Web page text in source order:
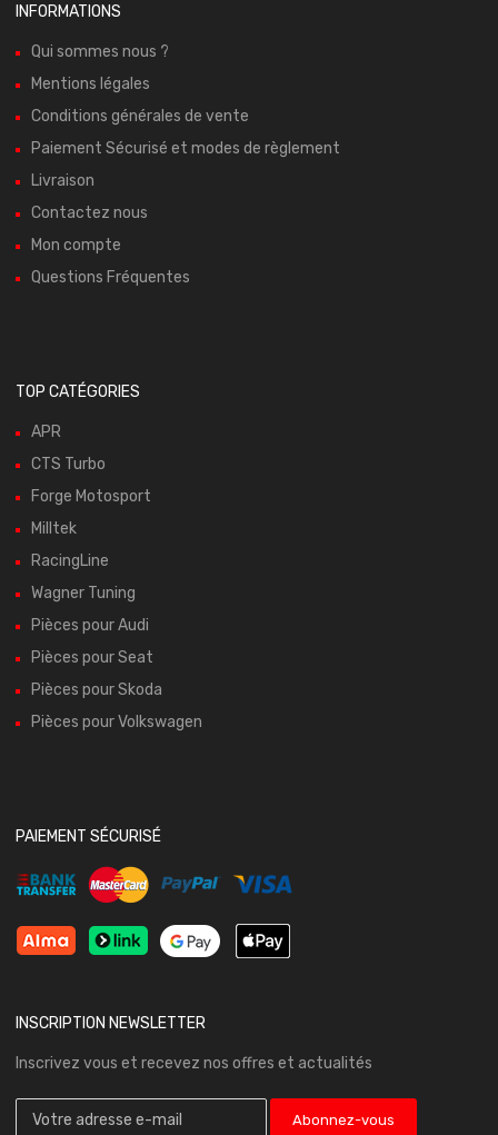
INFORMATIONS
Qui sommes nous ?
Mentions légales
Conditions générales de vente
Paiement Sécurisé et modes de règlement
Livraison
Contactez nous
Mon compte
Questions Fréquentes
TOP CATÉGORIES
APR
CTS Turbo
Forge Motosport
Milltek
RacingLine
Wagner Tuning
Pièces pour Audi
Pièces pour Seat
Pièces pour Skoda
Pièces pour Volkswagen
PAIEMENT SÉCURISÉ
INSCRIPTION NEWSLETTER
Inscrivez vous et recevez nos offres et actualités